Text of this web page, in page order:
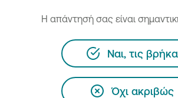
H απάντησή σας είναι
Ναι, τις βρήκα
Όχι ακριβώς